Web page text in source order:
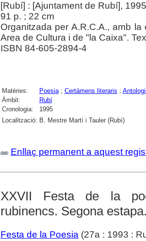
[Rubí] : [Ajuntament de Rubí], 1995
91 p. ; 22 cm
Organitzada per A.R.C.A., amb
Area de Cultura i de "la Caixa".
ISBN 84-605-2894-4
Matèries: Poesia; Certàmens literaris ;
Àmbit:
Rubí
Cronologia:
1995
Localització: B. Mestre Martí i Tauler (Rubí)
Enllaç permanent a aquest
XXVII Festa de la
rubinencs. Segona
Festa de la Poesia (27a : 1993 :